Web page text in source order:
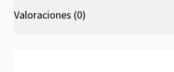
Valoraciones (0)